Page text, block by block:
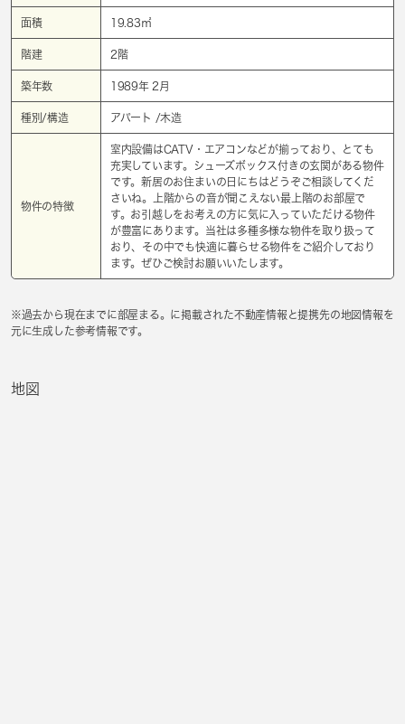
面積 19.83㎡
階建 2階
築年数 1989年 2月
種別/構造 アパート /木造
物件の特徴
室内設備はCATV・エアコンなどが揃っており、とても
充実しています。シューズボックス付きの玄関がある物件
です。新居のお住まいの日にちはどうぞご相談してくだ
さいね。上階からの音が聞こえない最上階のお部屋で
す。お引越しをお考えの方に気に入っていただける物件
が豊富にあります。当社は多種多様な物件を取り扱って
おり、その中でも快適に暮らせる物件をご紹介しており
ます。ぜひご検討お願いいたします。
※過去から現在までに部屋まる。に掲載された不動産情報と提携先の地図情報を
元に生成した参考情報です。
地図